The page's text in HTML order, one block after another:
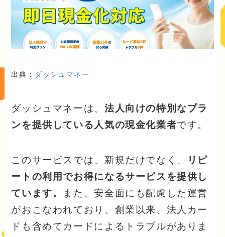
出典： ダッシュマネー
ダッシュマネーは、 法人向けの特別なプラ
ンを提供している人気の現金化業者です。
このサービスでは、新規だけでなく、
リピ
ートの利用でお得になるサービスを提供し
ています。
また、安全面にも配慮した運営
がおこなわれており、創業以来、法人カー
ドも含めてカードによるトラブルがありま